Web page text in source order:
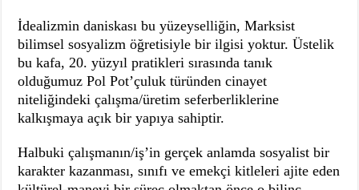
İdealizmin daniskası bu yüzeyselliğin, Marksist
bilimsel sosyalizm öğretisiyle bir ilgisi yoktur. Üstelik
bu kafa, 20. yüzyıl pratikleri sırasında tanık
olduğumuz Pol Pot’çuluk türünden cinayet
niteliğindeki çalışma/üretim seferberliklerine
kalkışmaya açık bir yapıya sahiptir.
Halbuki çalışmanın/iş’in gerçek anlamda sosyalist bir
karakter kazanması, sınıfı ve emekçi kitleleri ajite eden